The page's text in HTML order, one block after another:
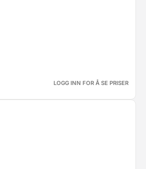
LOGG INN FOR Å SE PRISER